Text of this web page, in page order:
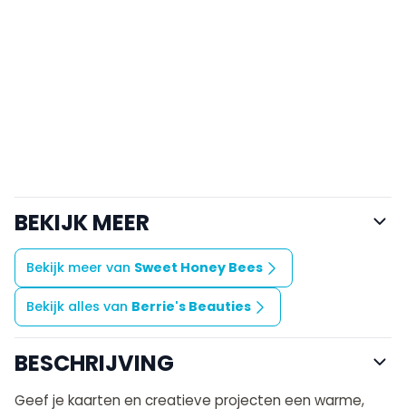
BEKIJK MEER
Bekijk meer van Sweet Honey Bees
Bekijk alles van Berrie's Beauties
BESCHRIJVING
Geef je kaarten en creatieve projecten een warme,